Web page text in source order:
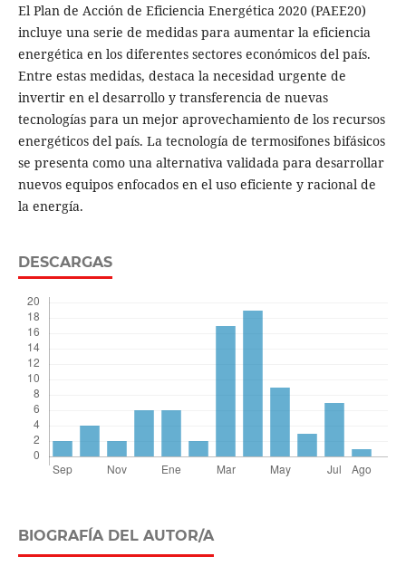
El Plan de Acción de Eficiencia Energética 2020 (PAEE20)
incluye una serie de medidas para aumentar la eficiencia
energética en los diferentes sectores económicos del país.
Entre estas medidas, destaca la necesidad urgente de
invertir en el desarrollo y transferencia de nuevas
tecnologías para un mejor aprovechamiento de los recursos
energéticos del país. La tecnología de termosifones bifásicos
se presenta como una alternativa validada para desarrollar
nuevos equipos enfocados en el uso eficiente y racional de
la energía.
DESCARGAS
BIOGRAFÍA DEL AUTOR/A